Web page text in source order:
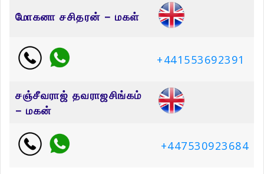
மோகனா சசிதரன் – மகள்
+441553692391
சஞ்சீவராஜ் தவராஜசிங்கம்
– மகன்
+447530923684